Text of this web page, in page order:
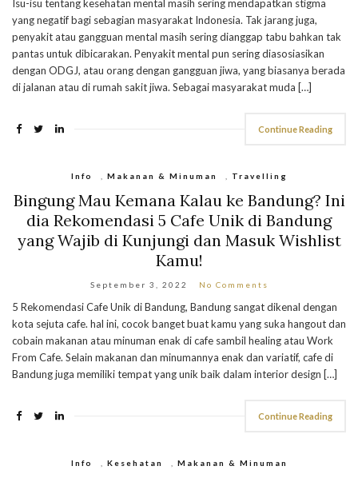
Isu-isu tentang kesehatan mental masih sering mendapatkan stigma
yang negatif bagi sebagian masyarakat Indonesia. Tak jarang juga,
penyakit atau gangguan mental masih sering dianggap tabu bahkan tak
pantas untuk dibicarakan. Penyakit mental pun sering diasosiasikan
dengan ODGJ, atau orang dengan gangguan jiwa, yang biasanya berada
di jalanan atau di rumah sakit jiwa. Sebagai masyarakat muda […]
Continue Reading
Info , Makanan & Minuman , Travelling
Bingung Mau Kemana Kalau ke Bandung? Ini
dia Rekomendasi 5 Cafe Unik di Bandung
yang Wajib di Kunjungi dan Masuk Wishlist
Kamu!
September 3, 2022 No Comments
5 Rekomendasi Cafe Unik di Bandung, Bandung sangat dikenal dengan
kota sejuta cafe. hal ini, cocok banget buat kamu yang suka hangout dan
cobain makanan atau minuman enak di cafe sambil healing atau Work
From Cafe. Selain makanan dan minumannya enak dan variatif, cafe di
Bandung juga memiliki tempat yang unik baik dalam interior design […]
Continue Reading
Info , Kesehatan , Makanan & Minuman